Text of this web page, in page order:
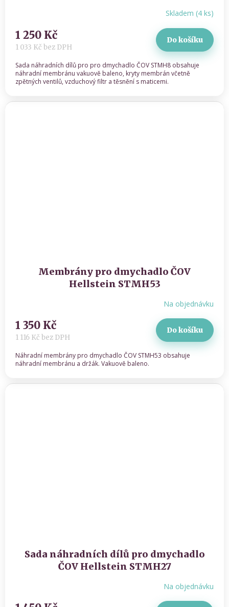
Skladem (4 ks)
1 033 Kč bez DPH
1 250 Kč Do košíku
Sada náhradních dílů pro pro dmychadlo ČOV STMH8 obsahuje
náhradní membránu vakuově baleno, kryty membrán včetně
zpětných ventilů, vzduchový filtr a těsnění s maticemi.
Membrány pro dmychadlo ČOV
Hellstein STMH53
Na objednávku
1 116 Kč bez DPH
1 350 Kč Do košíku
Náhradní membrány pro dmychadlo ČOV STMH53 obsahuje
náhradní membránu a držák. Vakuově baleno.
Sada náhradních dílů pro dmychadlo
ČOV Hellstein STMH27
Na objednávku